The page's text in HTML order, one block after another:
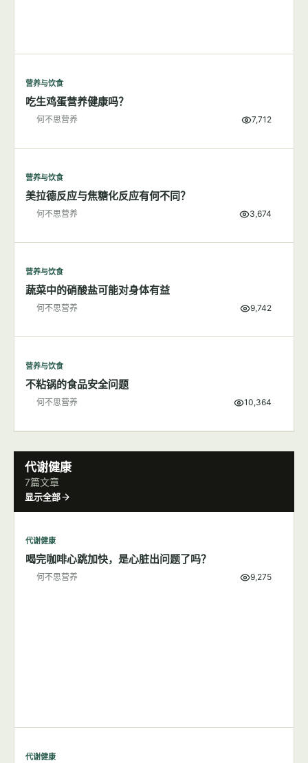
营养与饮食
吃生鸡蛋营养健康吗？
何不思营养 7,712
营养与饮食
美拉德反应与焦糖化反应有何不同？
何不思营养 3,674
营养与饮食
蔬菜中的硝酸盐可能对身体有益
何不思营养 9,742
营养与饮食
不粘锅的食品安全问题
何不思营养 10,364
代谢健康
7篇文章
显示全部
代谢健康
喝完咖啡心跳加快，是心脏出问题了吗？
何不思营养 9,275
代谢健康